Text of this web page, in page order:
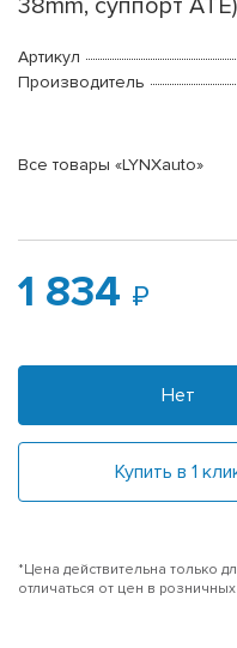
38mm, суппорт
Артикул
Производитель
Все товары «LYNXauto»
1 834
Нет
Купить в 1
*Цена действительна только
отличаться от цен в